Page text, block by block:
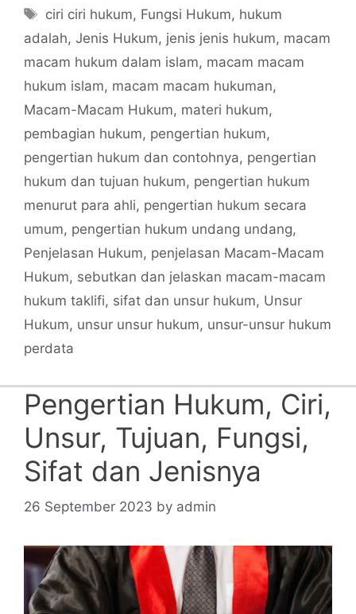
Tags
ciri ciri hukum, Fungsi Hukum, hukum
adalah, Jenis Hukum, jenis jenis hukum, macam
macam hukum dalam islam, macam macam
hukum islam, macam macam hukuman,
Macam-Macam Hukum, materi hukum,
pembagian hukum, pengertian hukum,
pengertian hukum dan contohnya, pengertian
hukum dan tujuan hukum, pengertian hukum
menurut para ahli, pengertian hukum secara
umum, pengertian hukum undang undang,
Penjelasan Hukum, penjelasan Macam-Macam
Hukum, sebutkan dan jelaskan macam-macam
hukum taklifi, sifat dan unsur hukum, Unsur
Hukum, unsur unsur hukum, unsur-unsur hukum
perdata
Pengertian Hukum, Ciri,
Unsur, Tujuan, Fungsi,
Sifat dan Jenisnya
26 September 2023 by admin